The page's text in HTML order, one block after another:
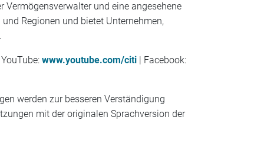
und eine angesehene
Regionen und bietet Unternehmen,
www.youtube.com/citi | Facebook:
werden zur besseren Verständigung
mit der originalen Sprachversion der